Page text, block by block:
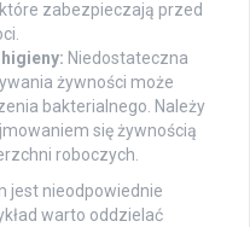
zabezpieczają przed
Niedostateczna
żywności może
bakterialnego. Należy
się żywnością
roboczych.
jest nieodpowiednie
warto oddzielać